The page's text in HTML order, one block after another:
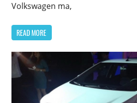
Volkswagen ma,
READ MORE